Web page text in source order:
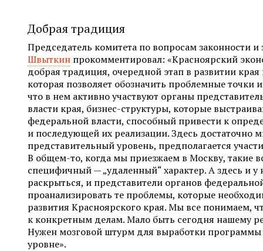
Добрая традиция
Председатель комитета по вопросам законности
Швыткин прокомментировал: «Красноярский
добрая традиция, очередной этап в развитии
которая позволяет обозначить проблемные точки
что в нем активно участвуют органы
власти края, бизнес-структуры, которые
федеральной власти, способный привести к
и последующей их реализации. Здесь достаточно
представительный уровень, предполагается
В общем-то, когда мы приезжаем в Москву, такие
специфичный — „удаленный“ характер. А здесь и у
раскрыться, и представители органов
проанализировать те проблемы, которые
развития Красноярского края. Мы все понимаем,
к конкретным делам. Мало быть сегодня нашему
Нужен мозговой штурм для выработки
уровне».